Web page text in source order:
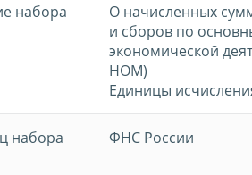
набора
О начисленных
и сборов по
экономической
НОМ)
Единицы
набора
ФНС России